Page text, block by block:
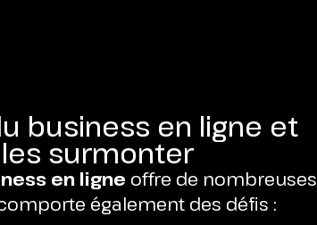
business en ligne et
surmonter
en ligne offre de nombreuses
également des défis :